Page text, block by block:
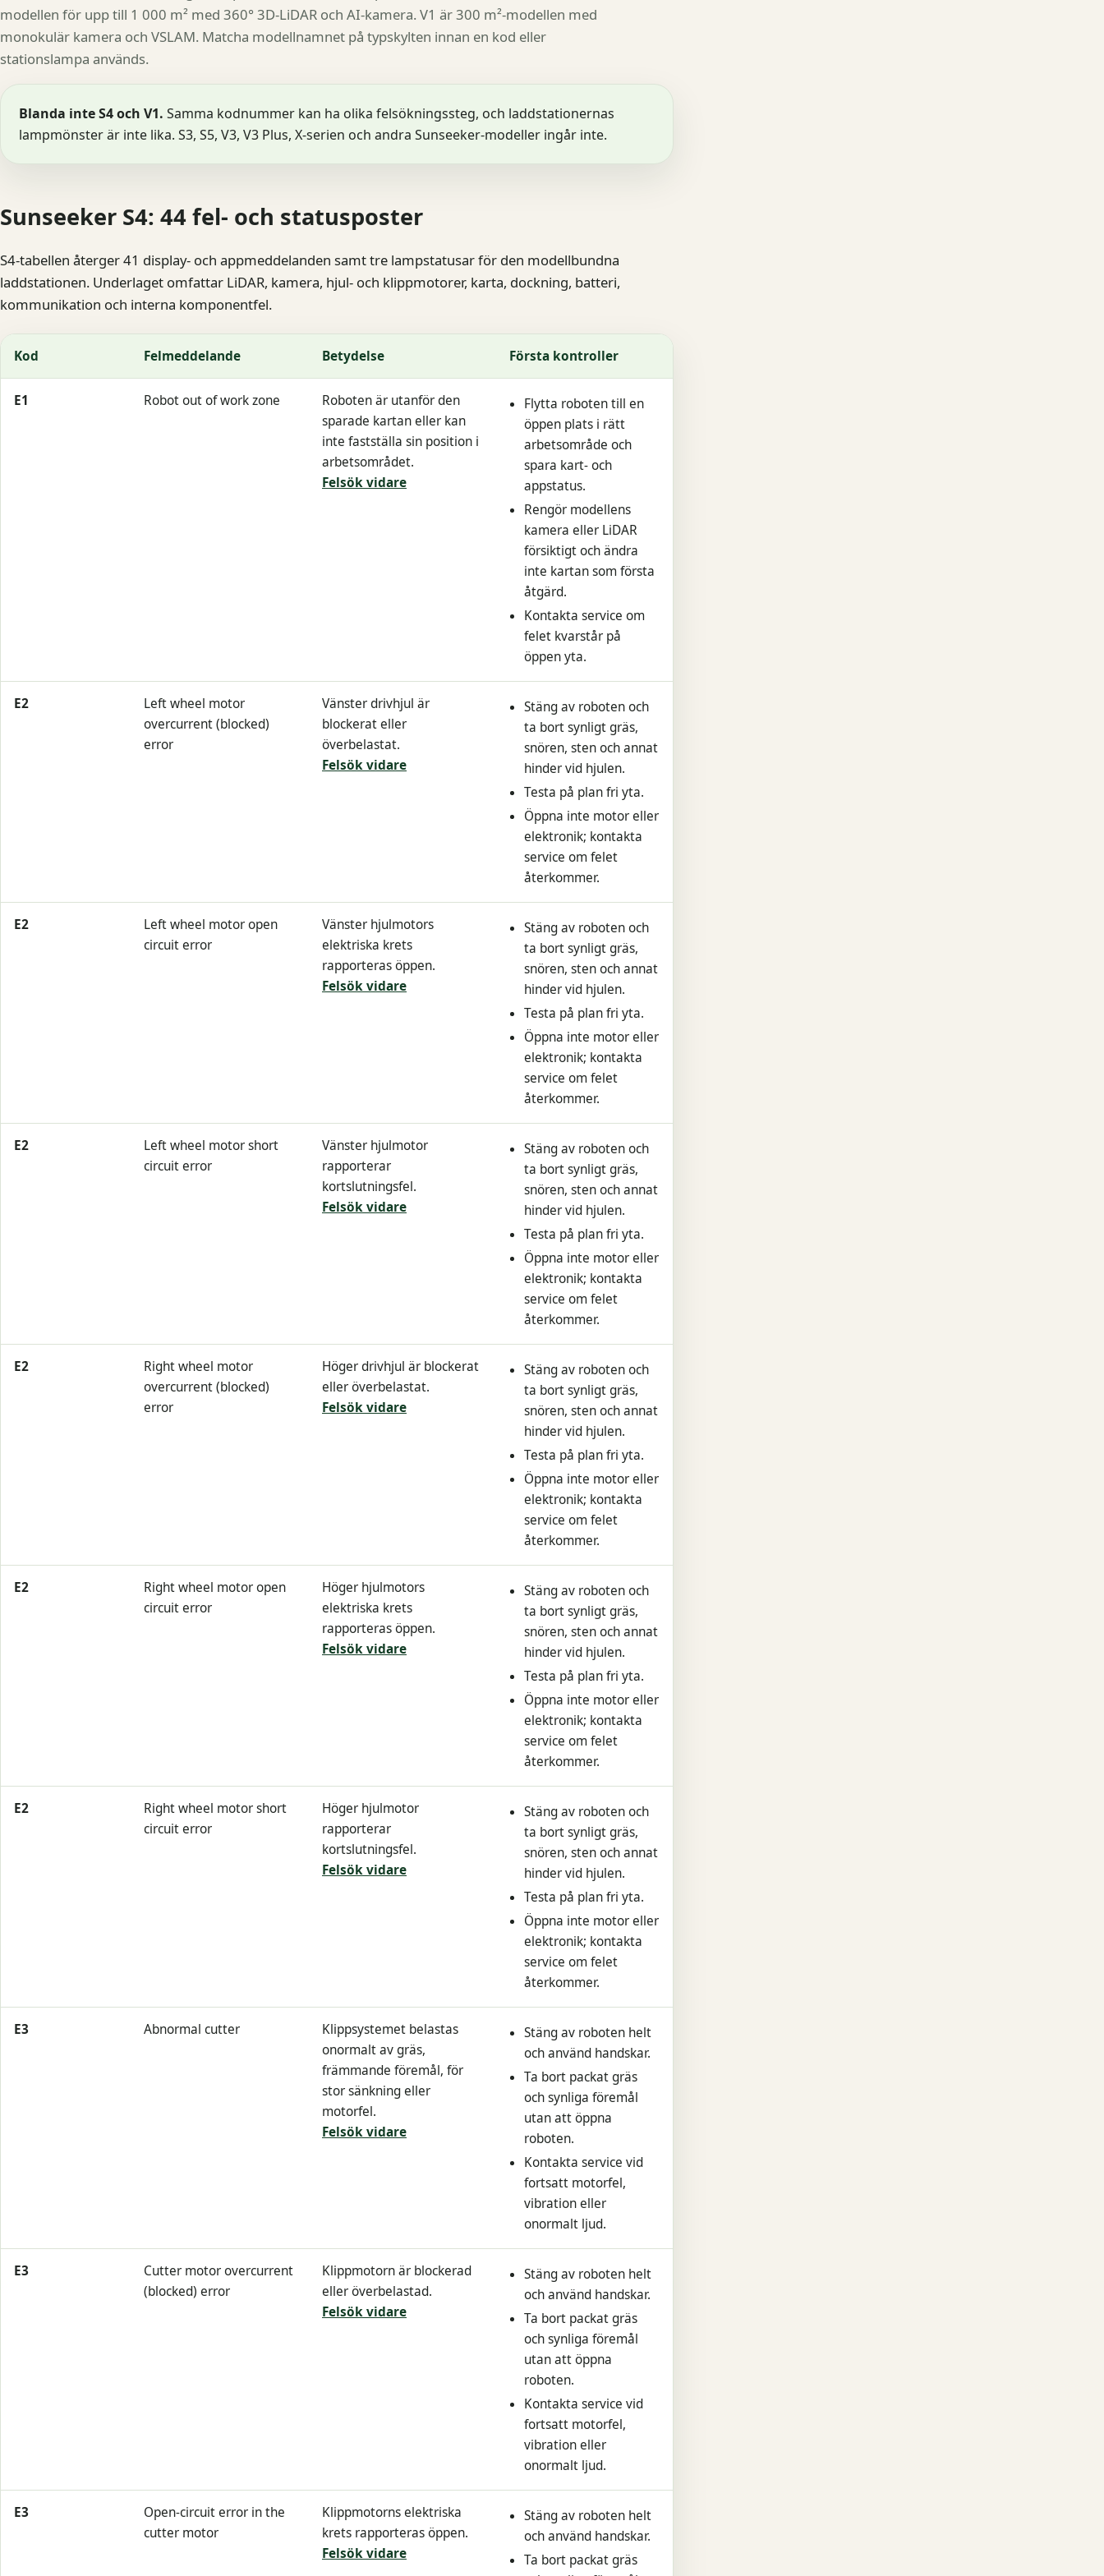
modellen för upp till 1 000 m² med 360° 3D-LiDAR och AI-kamera. V1 är 300 m²-modellen med
monokulär kamera och VSLAM. Matcha modellnamnet på typskylten innan en kod eller
stationslampa används.
Blanda inte S4 och V1. Samma kodnummer kan ha olika felsökningssteg, och laddstationernas
lampmönster är inte lika. S3, S5, V3, V3 Plus, X-serien och andra Sunseeker-modeller ingår inte.
Sunseeker S4: 44 fel- och statusposter
S4-tabellen återger 41 display- och appmeddelanden samt tre lampstatusar för den modellbundna
laddstationen. Underlaget omfattar LiDAR, kamera, hjul- och klippmotorer, karta, dockning, batteri,
kommunikation och interna komponentfel.
Kod Felmeddelande Betydelse Första kontroller
E1 Robot out of work zone
Roboten är utanför den
sparade kartan eller kan
inte fastställa sin position i
arbetsområdet.
Felsök vidare
Flytta roboten till en
öppen plats i rätt
arbetsområde och
spara kart- och
appstatus.
Rengör modellens
kamera eller LiDAR
försiktigt och ändra
inte kartan som första
åtgärd.
Kontakta service om
felet kvarstår på
öppen yta.
E2
Left wheel motor
overcurrent (blocked)
error
Vänster drivhjul är
blockerat eller
överbelastat.
Felsök vidare
Stäng av roboten och
ta bort synligt gräs,
snören, sten och annat
hinder vid hjulen.
Testa på plan fri yta.
Öppna inte motor eller
elektronik; kontakta
service om felet
återkommer.
E2
Left wheel motor open
circuit error
Vänster hjulmotors
elektriska krets
rapporteras öppen.
Felsök vidare
Stäng av roboten och
ta bort synligt gräs,
snören, sten och annat
hinder vid hjulen.
Testa på plan fri yta.
Öppna inte motor eller
elektronik; kontakta
service om felet
återkommer.
E2
Left wheel motor short
circuit error
Vänster hjulmotor
rapporterar
kortslutningsfel.
Felsök vidare
Stäng av roboten och
ta bort synligt gräs,
snören, sten och annat
hinder vid hjulen.
Testa på plan fri yta.
Öppna inte motor eller
elektronik; kontakta
service om felet
återkommer.
E2
Right wheel motor
overcurrent (blocked)
error
Höger drivhjul är blockerat
eller överbelastat.
Felsök vidare
Stäng av roboten och
ta bort synligt gräs,
snören, sten och annat
hinder vid hjulen.
Testa på plan fri yta.
Öppna inte motor eller
elektronik; kontakta
service om felet
återkommer.
E2
Right wheel motor open
circuit error
Höger hjulmotors
elektriska krets
rapporteras öppen.
Felsök vidare
Stäng av roboten och
ta bort synligt gräs,
snören, sten och annat
hinder vid hjulen.
Testa på plan fri yta.
Öppna inte motor eller
elektronik; kontakta
service om felet
återkommer.
E2
Right wheel motor short
circuit error
Höger hjulmotor
rapporterar
kortslutningsfel.
Felsök vidare
Stäng av roboten och
ta bort synligt gräs,
snören, sten och annat
hinder vid hjulen.
Testa på plan fri yta.
Öppna inte motor eller
elektronik; kontakta
service om felet
återkommer.
E3 Abnormal cutter
Klippsystemet belastas
onormalt av gräs,
främmande föremål, för
stor sänkning eller
motorfel.
Felsök vidare
Stäng av roboten helt
och använd handskar.
Ta bort packat gräs
och synliga föremål
utan att öppna
roboten.
Kontakta service vid
fortsatt motorfel,
vibration eller
onormalt ljud.
E3
Cutter motor overcurrent
(blocked) error
Klippmotorn är blockerad
eller överbelastad.
Felsök vidare
Stäng av roboten helt
och använd handskar.
Ta bort packat gräs
och synliga föremål
utan att öppna
roboten.
Kontakta service vid
fortsatt motorfel,
vibration eller
onormalt ljud.
E3
Open-circuit error in the
cutter motor
Klippmotorns elektriska
krets rapporteras öppen.
Felsök vidare
Stäng av roboten helt
och använd handskar.
Ta bort packat gräs